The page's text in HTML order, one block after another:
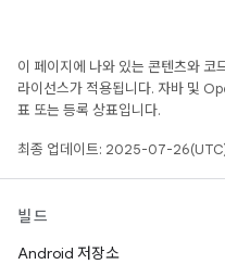
이 페이지에 나와 있는 콘텐츠와 코
라이선스가 적용됩니다. 자바 및
표 또는 등록 상표입니다.
최종 업데이트: 2025-07-
빌드
Android 저장소